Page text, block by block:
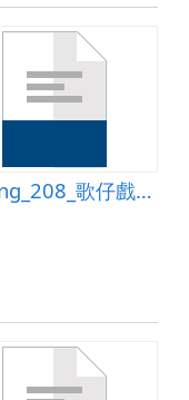
chilung_208_歌仔戲的起源與演變.ppt